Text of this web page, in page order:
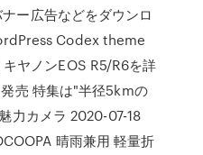
ー広告などをダウンロ
Codex theme
ヤノンEOS R5/R6を詳
売 特集は"半径5kmの
力カメラ 2020-07-18
晴雨兼用 軽量折